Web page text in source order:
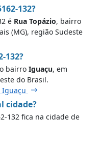
132?
é Rua Topázio, bairro
(MG), região Sudeste
132?
bairro Iguaçu, em
do Brasil.
Iguaçu
cidade?
132 fica na cidade de